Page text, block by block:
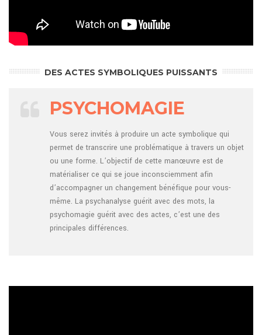
DES ACTES SYMBOLIQUES PUISSANTS
PSYCHOMAGIE
Vous serez invités à produire un acte symbolique qui
permet de transcrire une problématique à travers un objet
ou une forme. L’objectif de cette manœuvre est de
matérialiser ce qui se joue inconsciemment afin
d’accompagner un changement bénéfique pour vous-
même. La psychanalyse guérit avec des mots, la
psychomagie guérit avec des actes, c’est une des
principales différences.